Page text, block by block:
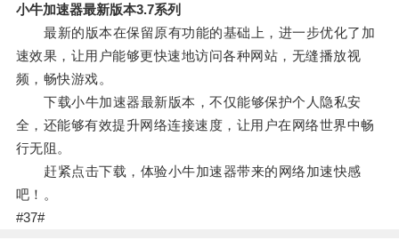
小牛加速器最新版本3.7系列
最新的版本在保留原有功能的基础上，进一步优化了加
速效果，让用户能够更快速地访问各种网站，无缝播放视
频，畅快游戏。
下载小牛加速器最新版本，不仅能够保护个人隐私安
全，还能够有效提升网络连接速度，让用户在网络世界中畅
行无阻。
赶紧点击下载，体验小牛加速器带来的网络加速快感
吧！。
#37#